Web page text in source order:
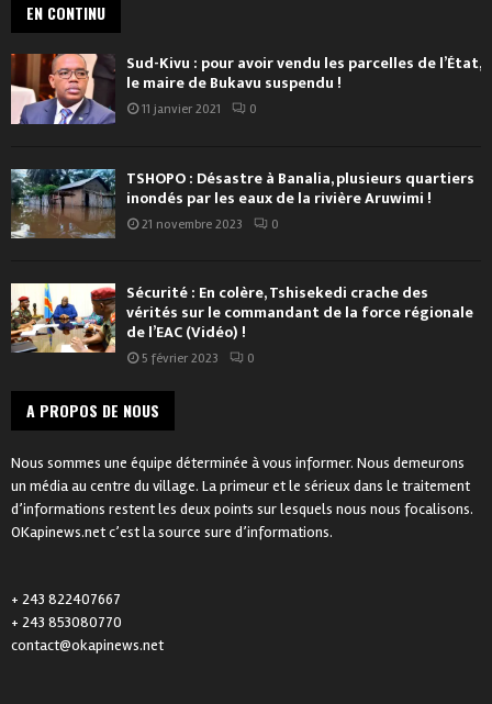
EN CONTINU
Sud-Kivu : pour avoir vendu les parcelles de l’État,
le maire de Bukavu suspendu !
11 janvier 2021 0
TSHOPO : Désastre à Banalia, plusieurs quartiers
inondés par les eaux de la rivière Aruwimi !
21 novembre 2023 0
Sécurité : En colère, Tshisekedi crache des
vérités sur le commandant de la force régionale
de l’EAC (Vidéo) !
5 février 2023 0
A PROPOS DE NOUS
Nous sommes une équipe déterminée à vous informer. Nous demeurons
un média au centre du village. La primeur et le sérieux dans le traitement
d’informations restent les deux points sur lesquels nous nous focalisons.
OKapinews.net c’est la source sure d’informations.
+ 243 822407667
+ 243 853080770
contact@okapinews.net